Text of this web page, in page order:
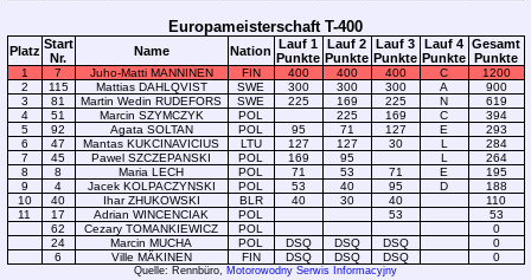
Europameisterschaft T-400
Platz Start
Nr.
Name Nation Lauf 1
Punkte
Lauf 2
Punkte
Lauf 3
Punkte
Lauf 4
Punkte
Gesamt
Punkte
1 7 Juho-Matti MANNINEN FIN 400 400 400 C
1200
2
115 Mattias DAHLQVIST SWE 300 300 300 A
900
3
81 Martin Wedin RUDEFORS SWE 225 169 225 N
619
4
51 Marcin SZYMCZYK POL 225 169 C
394
5
92 Agata SOLTAN POL 95 71 127 E
293
6
47 Mantas KUKCINAVICIUS LTU 127 127 30 L
284
7
45 Pawel SZCZEPANSKI POL 169 95 L
264
8
8 Maria LECH POL 71 53 71 E
195
9
4 Jacek KOLPACZYNSKI POL 53 40 95 D
188
10
40 Ihar ZHUKOWSKI BLR 40 30 40
110
11
17 Adrian WINCENCIAK POL 53
53
62
Cezary TOMANKIEWICZ POL
0
24
Marcin MUCHA POL DSQ DSQ DSQ
0
6
Ville MÄKINEN FIN DSQ DSQ DSQ 0
Quelle: Rennbüro, Motorowodny Serwis Informacyjny